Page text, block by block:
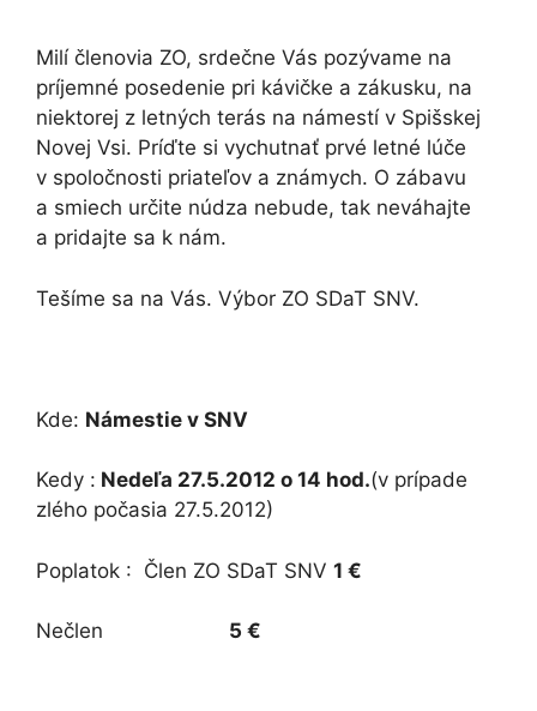
Milí členovia ZO, srdečne Vás pozývame na
príjemné posedenie pri kávičke a zákusku, na
niektorej z letných terás na námestí v Spišskej
Novej Vsi. Príďte si vychutnať prvé letné lúče
v spoločnosti priateľov a známych. O zábavu
a smiech určite núdza nebude, tak neváhajte
a pridajte sa k nám.
Tešíme sa na Vás. Výbor ZO SDaT SNV.
Kde: Námestie v SNV
Kedy : Nedeľa 27.5.2012 o 14 hod.(v prípade
zlého počasia 27.5.2012)
Poplatok : Člen ZO SDaT SNV 1 €
Nečlen 5 €